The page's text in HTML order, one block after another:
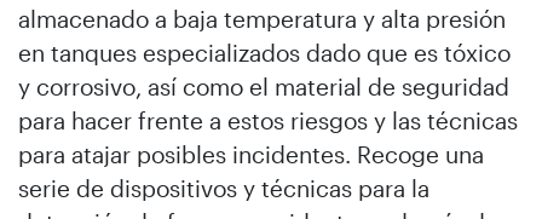
almacenado a baja temperatura y alta presión
en tanques especializados dado que es tóxico
y corrosivo, así como el material de seguridad
para hacer frente a estos riesgos y las técnicas
para atajar posibles incidentes. Recoge una
serie de dispositivos y técnicas para la